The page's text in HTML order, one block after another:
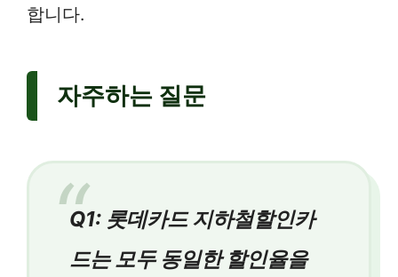
합니다.
자주하는 질문
Q1: 롯데카드 지하철할인카
드는 모두 동일한 할인율을